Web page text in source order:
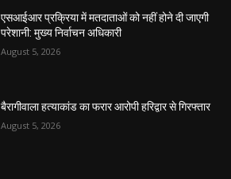
एसआईआर प्रक्रिया में मतदाताओं को नहीं होने दी जाएगी
परेशानी: मुख्य निर्वाचन अधिकारी
August 5, 2026
बैरागीवाला हत्याकांड का फरार आरोपी हरिद्वार से गिरफ्तार
August 5, 2026